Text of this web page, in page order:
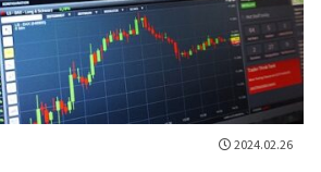
2024.02.26